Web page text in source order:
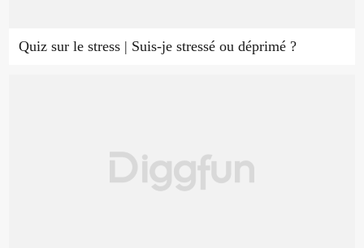
Quiz sur le stress | Suis-je stressé ou déprimé ?